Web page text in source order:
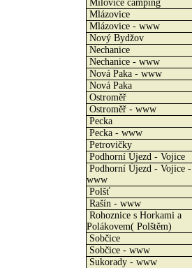
Milovice camping
Mlázovice
Mlázovice - www
Nový Bydžov
Nechanice
Nechanice - www
Nová Paka - www
Nová Paka
Ostroměř
Ostroměř - www
Pecka
Pecka - www
Petrovičky
Podhorní Újezd - Vojice
Podhorní Újezd - Vojice -
www
Polšť
Rašín - www
Rohoznice s Horkami a
Polákovem( Polštěm)
Sobčice
Sobčice - www
Sukorady - www